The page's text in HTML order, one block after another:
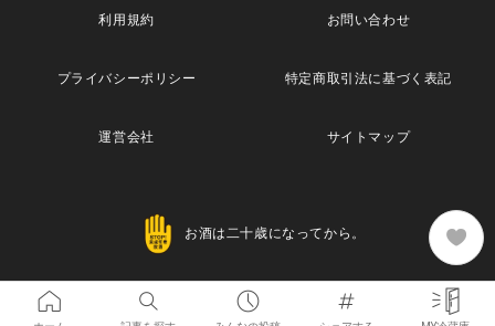
利用規約 お問い合わせ
プライバシーポリシー 特定商取引法に基づく表記
運営会社 サイトマップ
お酒は二十歳になってから。
Copyright© 2013 Maische Inc. All Rights Reserved